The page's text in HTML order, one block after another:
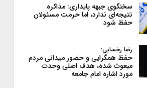
سخنگوی جبهه پایداری: مذاکره
نتیجه‌ای ندارد، اما حرمت مسئولان
حفظ شود
رضا رخسایی:
حفظ همگرایی و حضور میدانی مردم
مبعوث شده، هدف اصلی وحدت
مورد اشاره امام جامعه